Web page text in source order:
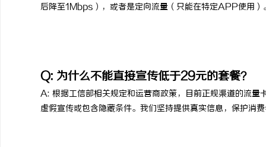
后降至1Mbps），或者是定向流量（只能在特定APP使用）
Q: 为什么不能直接宣传低于29元的套餐？
A: 根据工信部相关规定和运营商政策，目前正规渠道的流
虚假宣传或包含隐藏条件。我们坚持提供真实信息，保护消